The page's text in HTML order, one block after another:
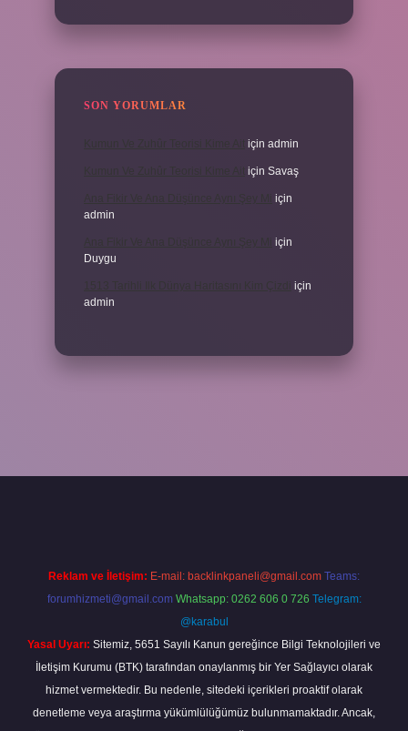
SON YORUMLAR
için admin
için Savaş
için
admin
için
Duygu
için
admin
Reklam ve İletişim: E-mail: backlinkpaneli@gmail.com Teams:
forumhizmeti@gmail.com Whatsapp: 0262 606 0 726 Telegram:
@karabul
Yasal Uyarı: Sitemiz, 5651 Sayılı Kanun gereğince Bilgi Teknolojileri ve
İletişim Kurumu (BTK) tarafından onaylanmış bir Yer Sağlayıcı olarak
hizmet vermektedir. Bu nedenle, sitedeki içerikleri proaktif olarak
denetleme veya araştırma yükümlülüğümüz bulunmamaktadır. Ancak,